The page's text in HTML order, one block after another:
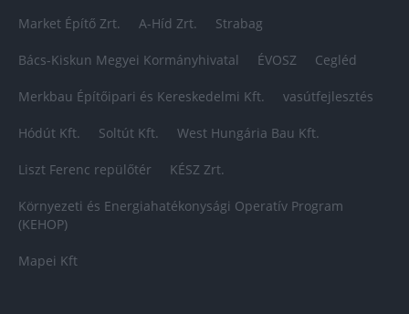
Market Építő Zrt. A-Híd Zrt. Strabag
Bács-Kiskun Megyei Kormányhivatal ÉVOSZ Cegléd
Merkbau Építőipari és Kereskedelmi Kft. vasútfejlesztés
Hódút Kft. Soltút Kft. West Hungária Bau Kft.
Liszt Ferenc repülőtér KÉSZ Zrt.
Környezeti és Energiahatékonysági Operatív Program
(KEHOP)
Mapei Kft